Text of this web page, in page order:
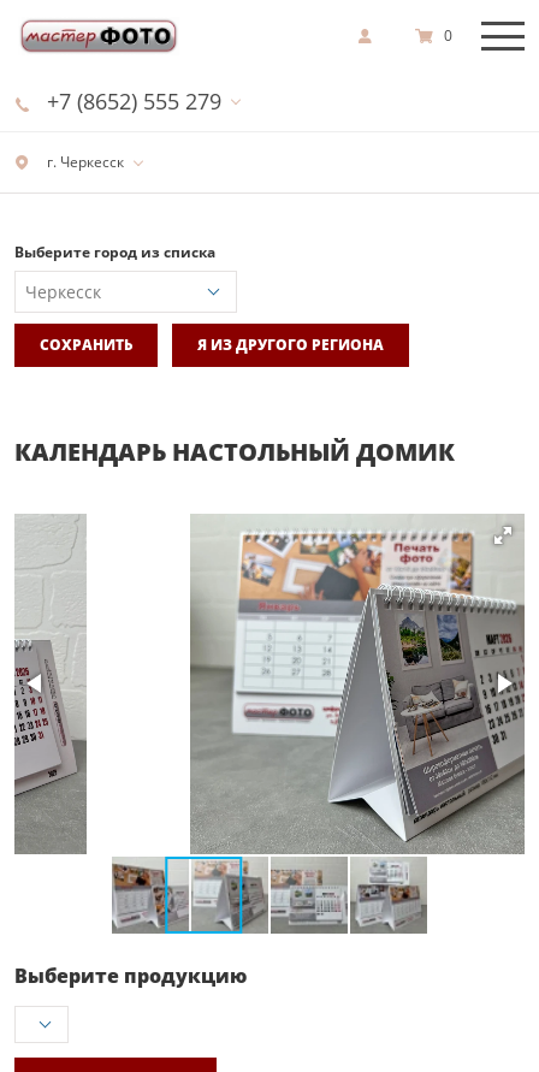
г. Черкесск
+7 (8652) 555 279
0
Выберите город из списка
СОХРАНИТЬ Я ИЗ ДРУГОГО РЕГИОНА
КАЛЕНДАРЬ НАСТОЛЬНЫЙ ДОМИК
Выберите продукцию